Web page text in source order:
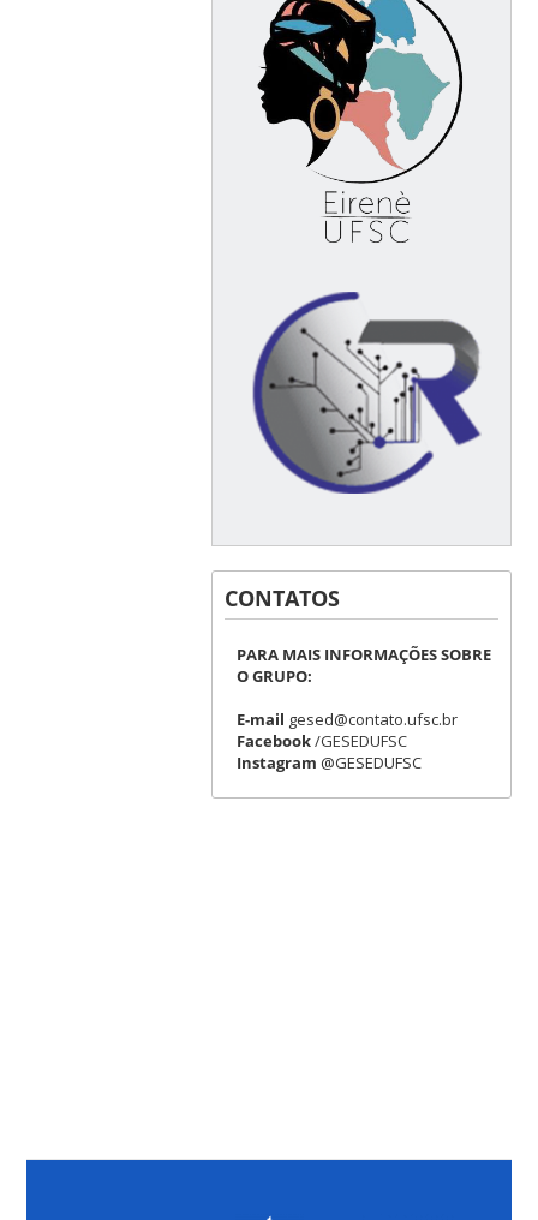
CONTATOS
PARA MAIS INFORMAÇÕES SOBRE
O GRUPO:
E-mail gesed@contato.ufsc.br
Facebook/GESEDUFSC
Instagram @GESEDUFSC